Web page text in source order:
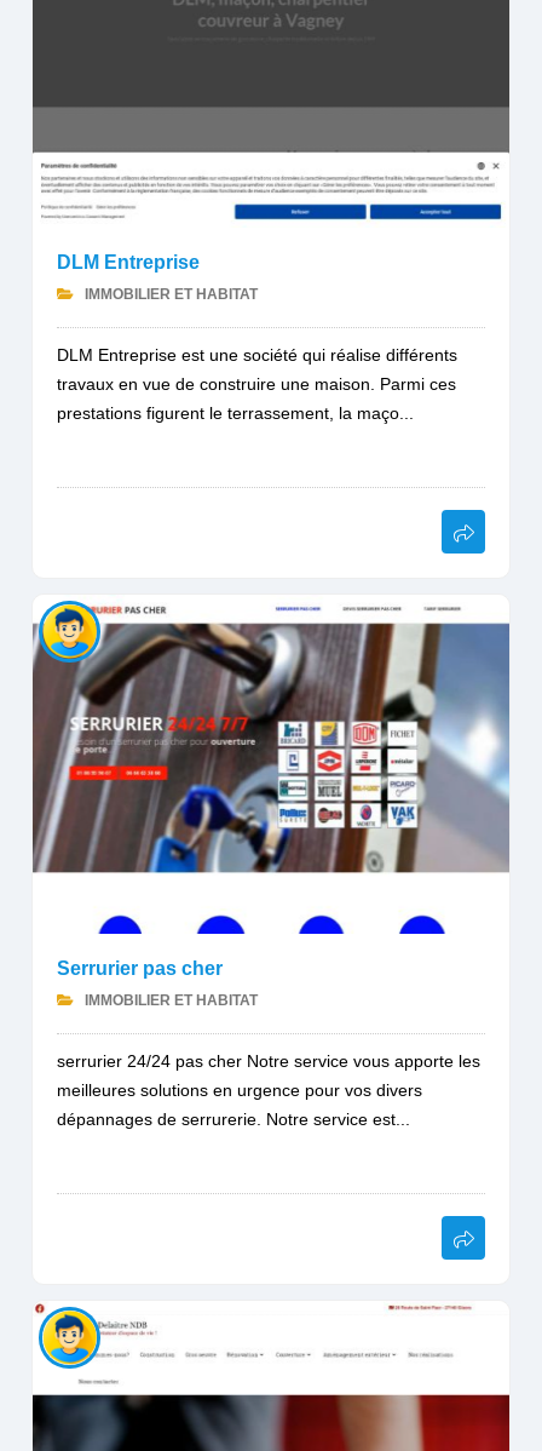
DLM Entreprise
IMMOBILIER ET HABITAT
DLM Entreprise est une société qui réalise différents
travaux en vue de construire une maison. Parmi ces
prestations figurent le terrassement, la maço...
Serrurier pas cher
IMMOBILIER ET HABITAT
serrurier 24/24 pas cher Notre service vous apporte les
meilleures solutions en urgence pour vos divers
dépannages de serrurerie. Notre service est...